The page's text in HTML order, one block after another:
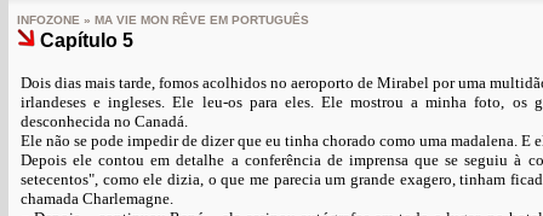
INFOZONE » MA VIE MON RÊVE EM PORTUGUÊS
Capítulo 5
Dois dias mais tarde, fomos acolhidos no aeroporto de Mirabel por uma
irlandeses e ingleses. Ele leu-os para eles. Ele mostrou a minha foto,
desconhecida no Canadá.
Ele não se pode impedir de dizer que eu tinha chorado como uma madalena.
Depois ele contou em detalhe a conferência de imprensa que se seguiu à
setecentos", como ele dizia, o que me parecia um grande exagero, tinham
chamada Charlemagne.